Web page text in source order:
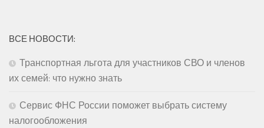
ВСЕ НОВОСТИ:
Транспортная льгота для участников СВО и членов
их семей: что нужно знать
Сервис ФНС России поможет выбрать систему
налогообложения